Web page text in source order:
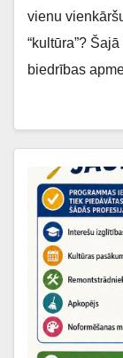
vienu
“kultūra”?
biedrības